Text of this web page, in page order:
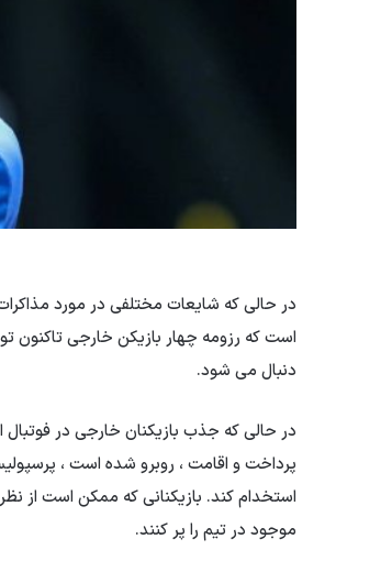
در حالی که شایعات مختلفی در مورد
است که رزومه چهار بازیکن خارجی تاکنون
دنبال می شود.
در حالی که جذب بازیکنان خارجی در
پرداخت و اقامت ، روبرو شده است ،
استخدام کند. بازیکنانی که ممکن است از
موجود در تیم را پر کنند.